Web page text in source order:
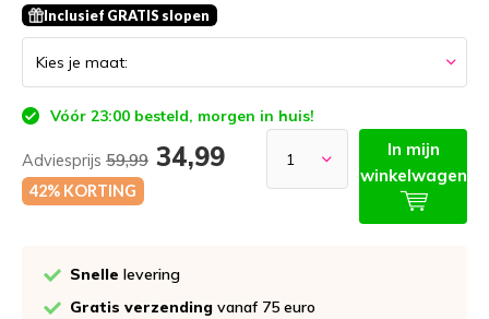
Inclusief GRATIS slopen
Vóór 23:00 besteld, morgen in huis!
Adviesprijs 59,99 34,99
42% KORTING
In mijn
winkelwagen
Snelle levering
Gratis verzending vanaf 75 euro